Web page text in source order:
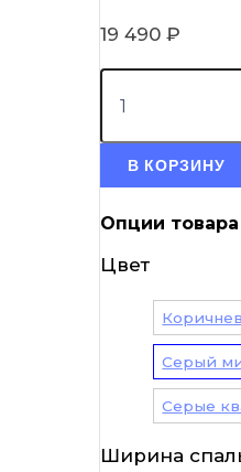
19 490₽
В КОРЗИНУ
Опции товара
Цвет
Серый
Серые
Ширина